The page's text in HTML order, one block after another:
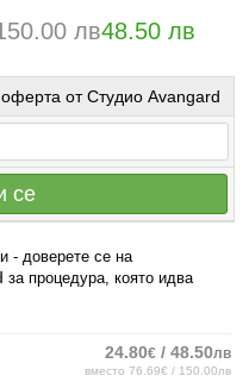
лв48.50 лв
от Студио Avangard
се
- доверете се на
за процедура, която идва
24.80€ / 48.50лв
вместо 76.69€ / 150.00лв